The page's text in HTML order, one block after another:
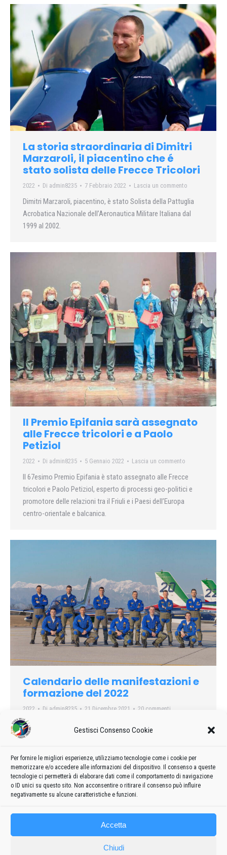
Gestisci Consenso Cookie
Per fornire le migliori esperienze, utilizziamo tecnologie come i cookie per
memorizzare e/o accedere alle informazioni del dispositivo. Il consenso a queste
tecnologie ci permetterà di elaborare dati come il comportamento di navigazione
o ID unici su questo sito. Non acconsentire o ritirare il consenso può influire
negativamente su alcune caratteristiche e funzioni.
Accetta
Chiudi
La storia straordinaria di Dimitri
Marzaroli, il piacentino che é
stato solista delle Frecce Tricolori
2022 Di admin8235 7 Febbraio 2022 Lascia un commento
Dimitri Marzaroli, piacentino, è stato Solista della Pattuglia
Acrobatica Nazionale dell’Aeronautica Militare Italiana dal
1999 al 2002.
Il Premio Epifania sarà assegnato
alle Frecce tricolori e a Paolo
Petiziol
2022 Di admin8235 5 Gennaio 2022 Lascia un commento
Il 67esimo Premio Epifania è stato assegnato alle Frecce
tricolori e Paolo Petiziol, esperto di processi geo-politici e
promotore delle relazioni tra il Friuli e i Paesi dell’Europa
centro-orientale e balcanica.
Calendario delle manifestazioni e
formazione del 2022
2022 Di admin8235 21 Dicembre 2021 20 commenti
Formazione 2022 e calendario delle manifestazioni delle
Frecce Tricolori
← 1 2 3